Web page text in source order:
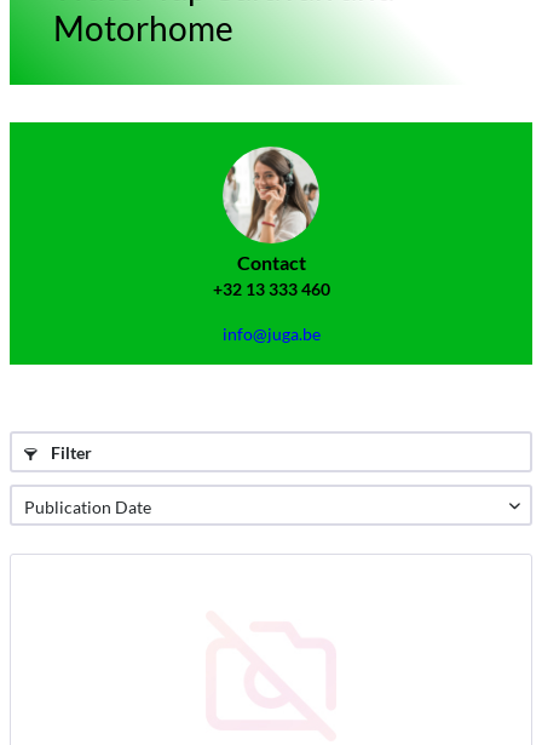
Motorhome
Contact
+32 13 333 460
info@juga.be
Filter